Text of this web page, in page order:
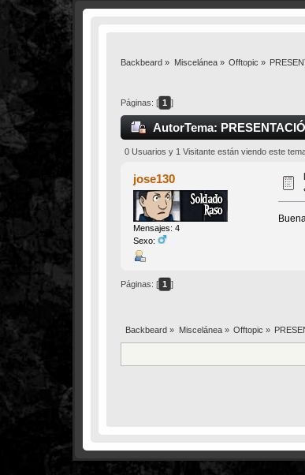
Backbeard » Miscelánea» Offtopic »
Páginas: [ 1 ]
AutorTema:
0 Usuarios y 1 Visitante están viendo este
jose130
Mensajes: 4
Sexo:
Páginas: [ 1 ]
Backbeard » Miscelánea» Offtopic »